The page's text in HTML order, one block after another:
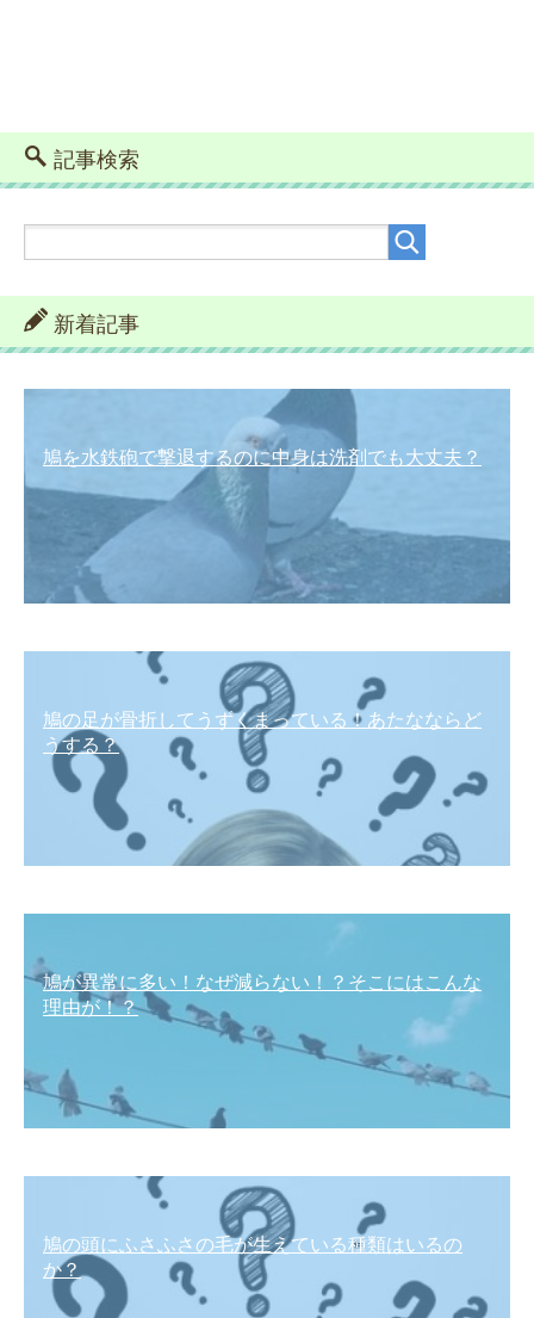
記事検索
新着記事
鳩を水鉄砲で撃退するのに中身は洗剤でも大丈夫？
鳩の足が骨折してうずくまっている！あたなならど
うする？
鳩が異常に多い！なぜ減らない！？そこにはこんな
理由が！？
鳩の頭にふさふさの毛が生えている種類はいるの
か？